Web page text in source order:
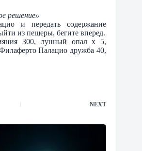
решение»
и передать содержание
из пещеры, бегите вперед.
300, лунный опал х 5,
Палацио дружба 40,
NEXT